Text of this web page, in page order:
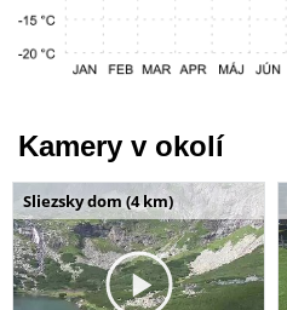
Kamery v okolí
Sliezsky dom (4 km)